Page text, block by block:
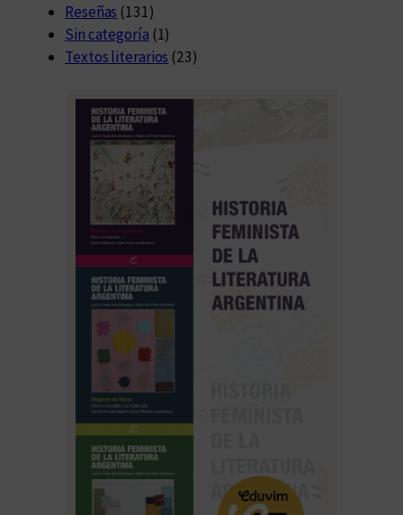
Reseñas (131)
Sin categoría (1)
Textos literarios (23)